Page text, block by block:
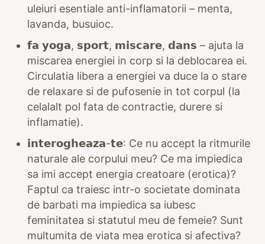
uleiuri esentiale anti-inflamatorii – menta,
lavanda, busuioc.
𝗳𝗮 𝘆𝗼𝗴𝗮, 𝘀𝗽𝗼𝗿𝘁, 𝗺𝗶𝘀𝗰𝗮𝗿𝗲, 𝗱𝗮𝗻𝘀 – ajuta la
miscarea energiei in corp si la deblocarea ei.
Circulatia libera a energiei va duce la o stare
de relaxare si de pufosenie in tot corpul (la
celalalt pol fata de contractie, durere si
inflamatie).
𝗶𝗻𝘁𝗲𝗿𝗼𝗴𝗵𝗲𝗮𝘇𝗮-𝘁𝗲: Ce nu accept la ritmurile
naturale ale corpului meu? Ce ma impiedica
sa imi accept energia creatoare (erotica)?
Faptul ca traiesc intr-o societate dominata
de barbati ma impiedica sa iubesc
feminitatea si statutul meu de femeie? Sunt
multumita de viata mea erotica si afectiva?